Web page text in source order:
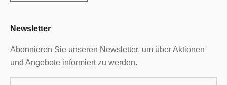
Newsletter
Abonnieren Sie unseren Newsletter, um über Aktionen
und Angebote informiert zu werden.